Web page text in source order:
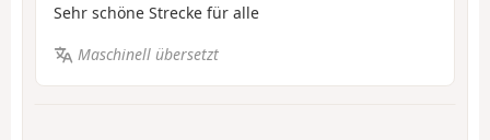
Sehr schöne Strecke für alle
Maschinell übersetzt